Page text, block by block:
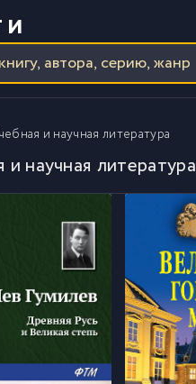
и научная литература
и научная литература